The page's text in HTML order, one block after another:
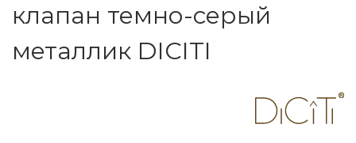
клапан темно-серый
металлик DICITI